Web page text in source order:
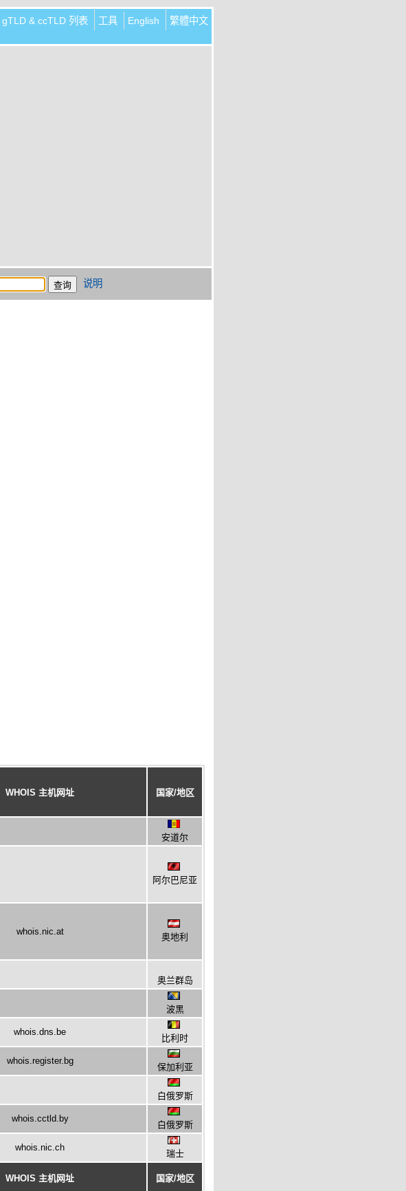
gTLD & ccTLD 列表 工具 English 繁體中文
说明
WHOIS 主机网址 国家/地区
安道尔
阿尔巴尼亚
whois.nic.at
奥地利
奥兰群岛
波黑
whois.dns.be
比利时
whois.register.bg
保加利亚
白俄罗斯
whois.cctld.by
白俄罗斯
whois.nic.ch
瑞士
WHOIS 主机网址 国家/地区